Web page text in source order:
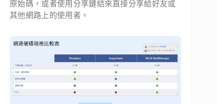
原始碼，或者使用分享鏈結來直接分享給好友或
其他網路上的使用者。